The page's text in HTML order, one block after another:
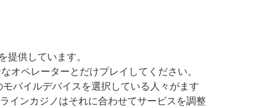
供しています。
オペレーターとだけプレイしてください。
バイルデバイスを選択している人々がます
インカジノはそれに合わせてサービスを調整